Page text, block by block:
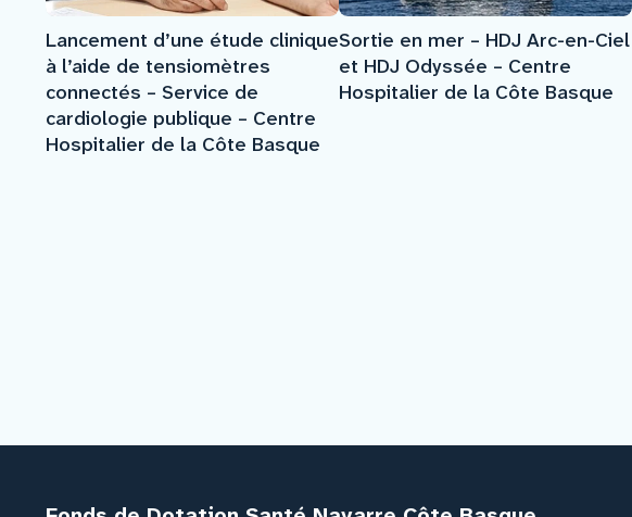
Lancement d’une étude clinique
à l’aide de tensiomètres
connectés – Service de
cardiologie publique – Centre
Hospitalier de la Côte Basque
Sortie en mer – HDJ Arc-en-Ciel
et HDJ Odyssée – Centre
Hospitalier de la Côte Basque